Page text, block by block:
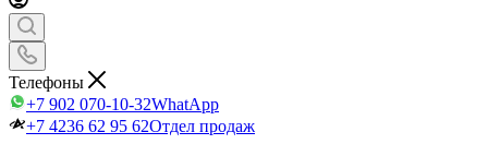
Телефоны
+7 902 070-10-32WhatApp
+7 4236 62 95 62Отдел продаж